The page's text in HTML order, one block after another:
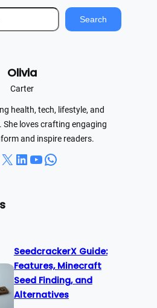
Search
Olivia
Carter
health, tech, lifestyle, and
She loves crafting engaging
and inspire readers.
X LinkedIn YouTube WhatsApp
SeedcrackerX Guide:
Features, Minecraft
Seed Finding, and
Alternatives